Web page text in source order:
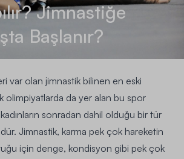
Jimnastiğe
Başlanır?
var olan jimnastik bilinen en eski
olimpiyatlarda da yer alan bu spor
sonradan dahil olduğu bir tür
Jimnastik, karma pek çok hareketin
için denge, kondisyon gibi pek çok